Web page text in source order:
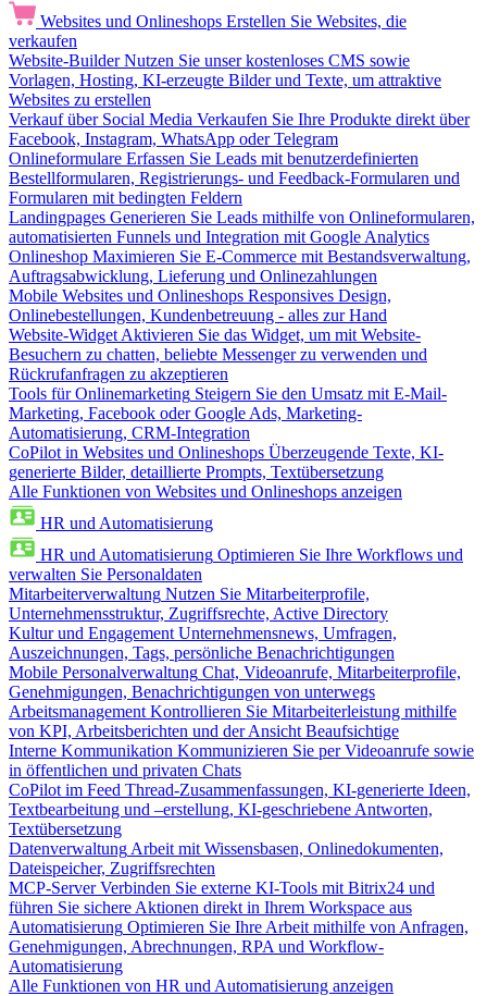
Websites und Onlineshops Erstellen Sie Websites, die
verkaufen
Website-Builder Nutzen Sie unser kostenloses CMS sowie
Vorlagen, Hosting, KI-erzeugte Bilder und Texte, um attraktive
Websites zu erstellen
Verkauf über Social Media Verkaufen Sie Ihre Produkte direkt über
Facebook, Instagram, WhatsApp oder Telegram
Onlineformulare Erfassen Sie Leads mit benutzerdefinierten
Bestellformularen, Registrierungs- und Feedback-Formularen und
Formularen mit bedingten Feldern
Landingpages Generieren Sie Leads mithilfe von Onlineformularen,
automatisierten Funnels und Integration mit Google Analytics
Onlineshop Maximieren Sie E-Commerce mit Bestandsverwaltung,
Auftragsabwicklung, Lieferung und Onlinezahlungen
Mobile Websites und Onlineshops Responsives Design,
Onlinebestellungen, Kundenbetreuung - alles zur Hand
Website-Widget Aktivieren Sie das Widget, um mit Website-
Besuchern zu chatten, beliebte Messenger zu verwenden und
Rückrufanfragen zu akzeptieren
Tools für Onlinemarketing Steigern Sie den Umsatz mit E-Mail-
Marketing, Facebook oder Google Ads, Marketing-
Automatisierung, CRM-Integration
CoPilot in Websites und Onlineshops Überzeugende Texte, KI-
generierte Bilder, detaillierte Prompts, Textübersetzung
Alle Funktionen von Websites und Onlineshops anzeigen
HR und Automatisierung
HR und Automatisierung Optimieren Sie Ihre Workflows und
verwalten Sie Personaldaten
Mitarbeiterverwaltung Nutzen Sie Mitarbeiterprofile,
Unternehmensstruktur, Zugriffsrechte, Active Directory
Kultur und Engagement Unternehmensnews, Umfragen,
Auszeichnungen, Tags, persönliche Benachrichtigungen
Mobile Personalverwaltung Chat, Videoanrufe, Mitarbeiterprofile,
Genehmigungen, Benachrichtigungen von unterwegs
Arbeitsmanagement Kontrollieren Sie Mitarbeiterleistung mithilfe
von KPI, Arbeitsberichten und der Ansicht Beaufsichtige
Interne Kommunikation Kommunizieren Sie per Videoanrufe sowie
in öffentlichen und privaten Chats
CoPilot im Feed Thread-Zusammenfassungen, KI-generierte Ideen,
Textbearbeitung und –erstellung, KI-geschriebene Antworten,
Textübersetzung
Datenverwaltung Arbeit mit Wissensbasen, Onlinedokumenten,
Dateispeicher, Zugriffsrechten
MCP-Server Verbinden Sie externe KI-Tools mit Bitrix24 und
führen Sie sichere Aktionen direkt in Ihrem Workspace aus
Automatisierung Optimieren Sie Ihre Arbeit mithilfe von Anfragen,
Genehmigungen, Abrechnungen, RPA und Workflow-
Automatisierung
Alle Funktionen von HR und Automatisierung anzeigen